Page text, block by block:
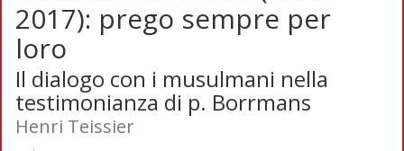
2017): prego sempre per
loro
Il dialogo con i musulmani nella
testimonianza di p. Borrmans
Henri Teissier